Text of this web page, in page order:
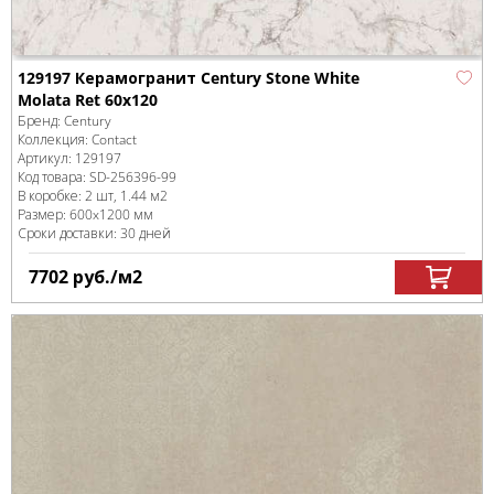
129197 Керамогранит Century Stone White
Molata Ret 60x120
Бренд: Century
Коллекция: Contact
Артикул: 129197
Код товара: SD-256396-99
В коробке: 2 шт, 1.44 м2
Размер: 600x1200 мм
Сроки доставки: 30 дней
7702 руб./м2